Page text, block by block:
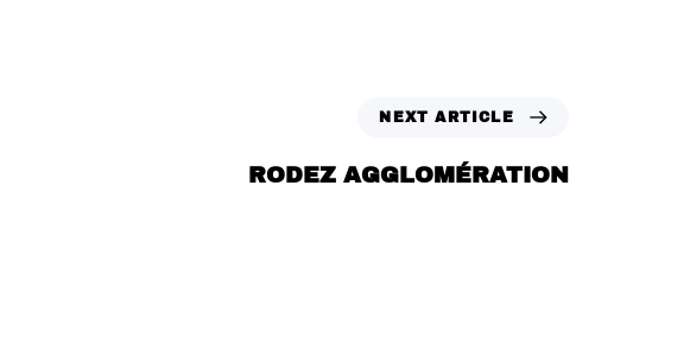
NEXT ARTICLE
RODEZ AGGLOMÉRATION